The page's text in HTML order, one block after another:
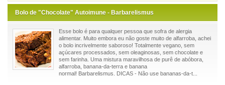
Bolo de "Chocolate" Autoimune - Barbarelismus
Esse bolo é para qualquer pessoa que sofra de alergia
alimentar. Muito embora eu não goste muito de alfarroba, achei
o bolo incrivelmente saboroso! Totalmente vegano, sem
açúcares processados, sem oleaginosas, sem chocolate e
sem farinha. Uma mistura maravilhosa de purê de abóbora,
alfarroba, banana-da-terra e banana
normal! Barbarelismus. DICAS - Não use bananas-da-t...